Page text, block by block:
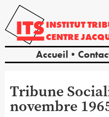
INSTITUT
CENTRE
Accueil
Tribune
novembre